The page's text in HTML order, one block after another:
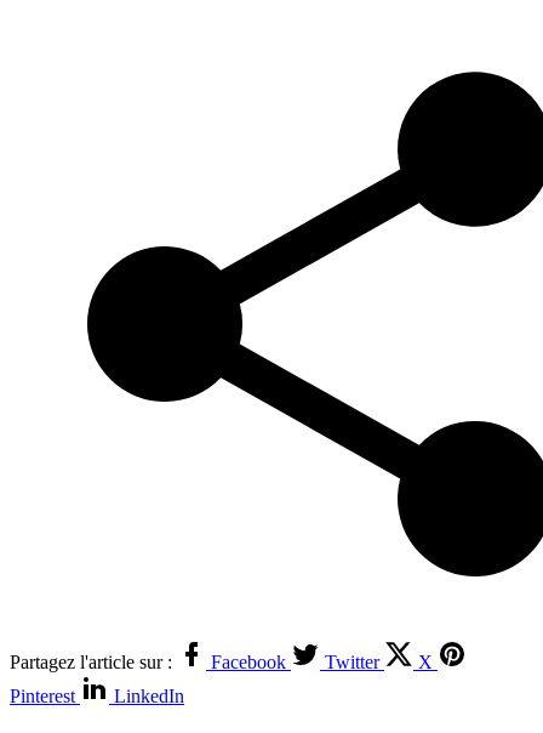
Partagez l'article sur : Facebook Twitter
X
Pinterest
LinkedIn